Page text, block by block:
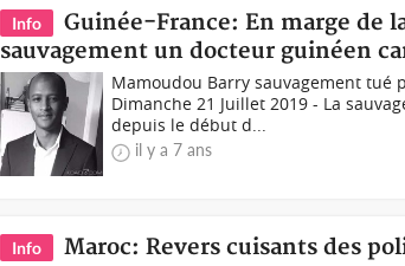
Info
Guinée-France: En marge de
sauvagement un docteur guinéen
Mamoudou Barry sauvagement tué
Dimanche 21 Juillet 2019 - La
depuis le début d...
il y a 7 ans
Info Maroc: Revers cuisants des